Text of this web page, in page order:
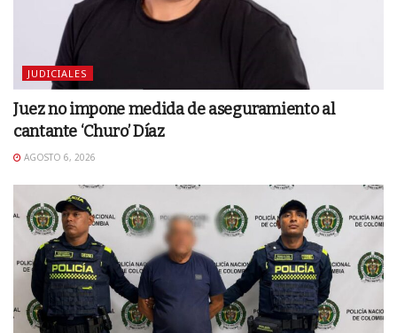
JUDICIALES
Juez no impone medida de aseguramiento al
cantante ‘Churo’ Díaz
AGOSTO 6, 2026